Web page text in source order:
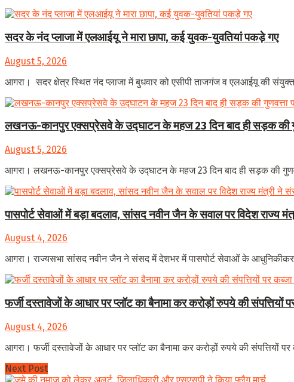
सदर के नंद प्लाजा में एलआईयू ने मारा छापा, कई युवक-युवतियां पकड़े गए
August 5, 2026
आगरा। सदर क्षेत्र स्थित नंद प्लाजा में बुधवार को एसीपी ताजगंज व एलआईयू की
लखनऊ-कानपुर एक्सप्रेसवे के उद्घाटन के महज 23 दिन बाद ही सड़क की
August 5, 2026
आगरा। लखनऊ-कानपुर एक्सप्रेसवे के उद्घाटन के महज 23 दिन बाद ही सड़क की
पासपोर्ट सेवाओं में बड़ा बदलाव, सांसद नवीन जैन के सवाल पर विदेश राज्य
August 4, 2026
आगरा। राज्यसभा सांसद नवीन जैन ने संसद में देशभर में पासपोर्ट सेवाओं के
फर्जी दस्तावेजों के आधार पर प्लॉट का बैनामा कर करोड़ों रुपये की संपत्तियों
August 4, 2026
आगरा। फर्जी दस्तावेजों के आधार पर प्लॉट का बैनामा कर करोड़ों रुपये की संपत्तियों
Next Post